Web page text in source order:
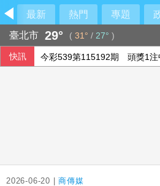
最新 熱門 專題
臺北市 29° ( 31° / 27° )
快訊 今彩539第115192期 頭獎1注
2026-06-20 |商傳媒